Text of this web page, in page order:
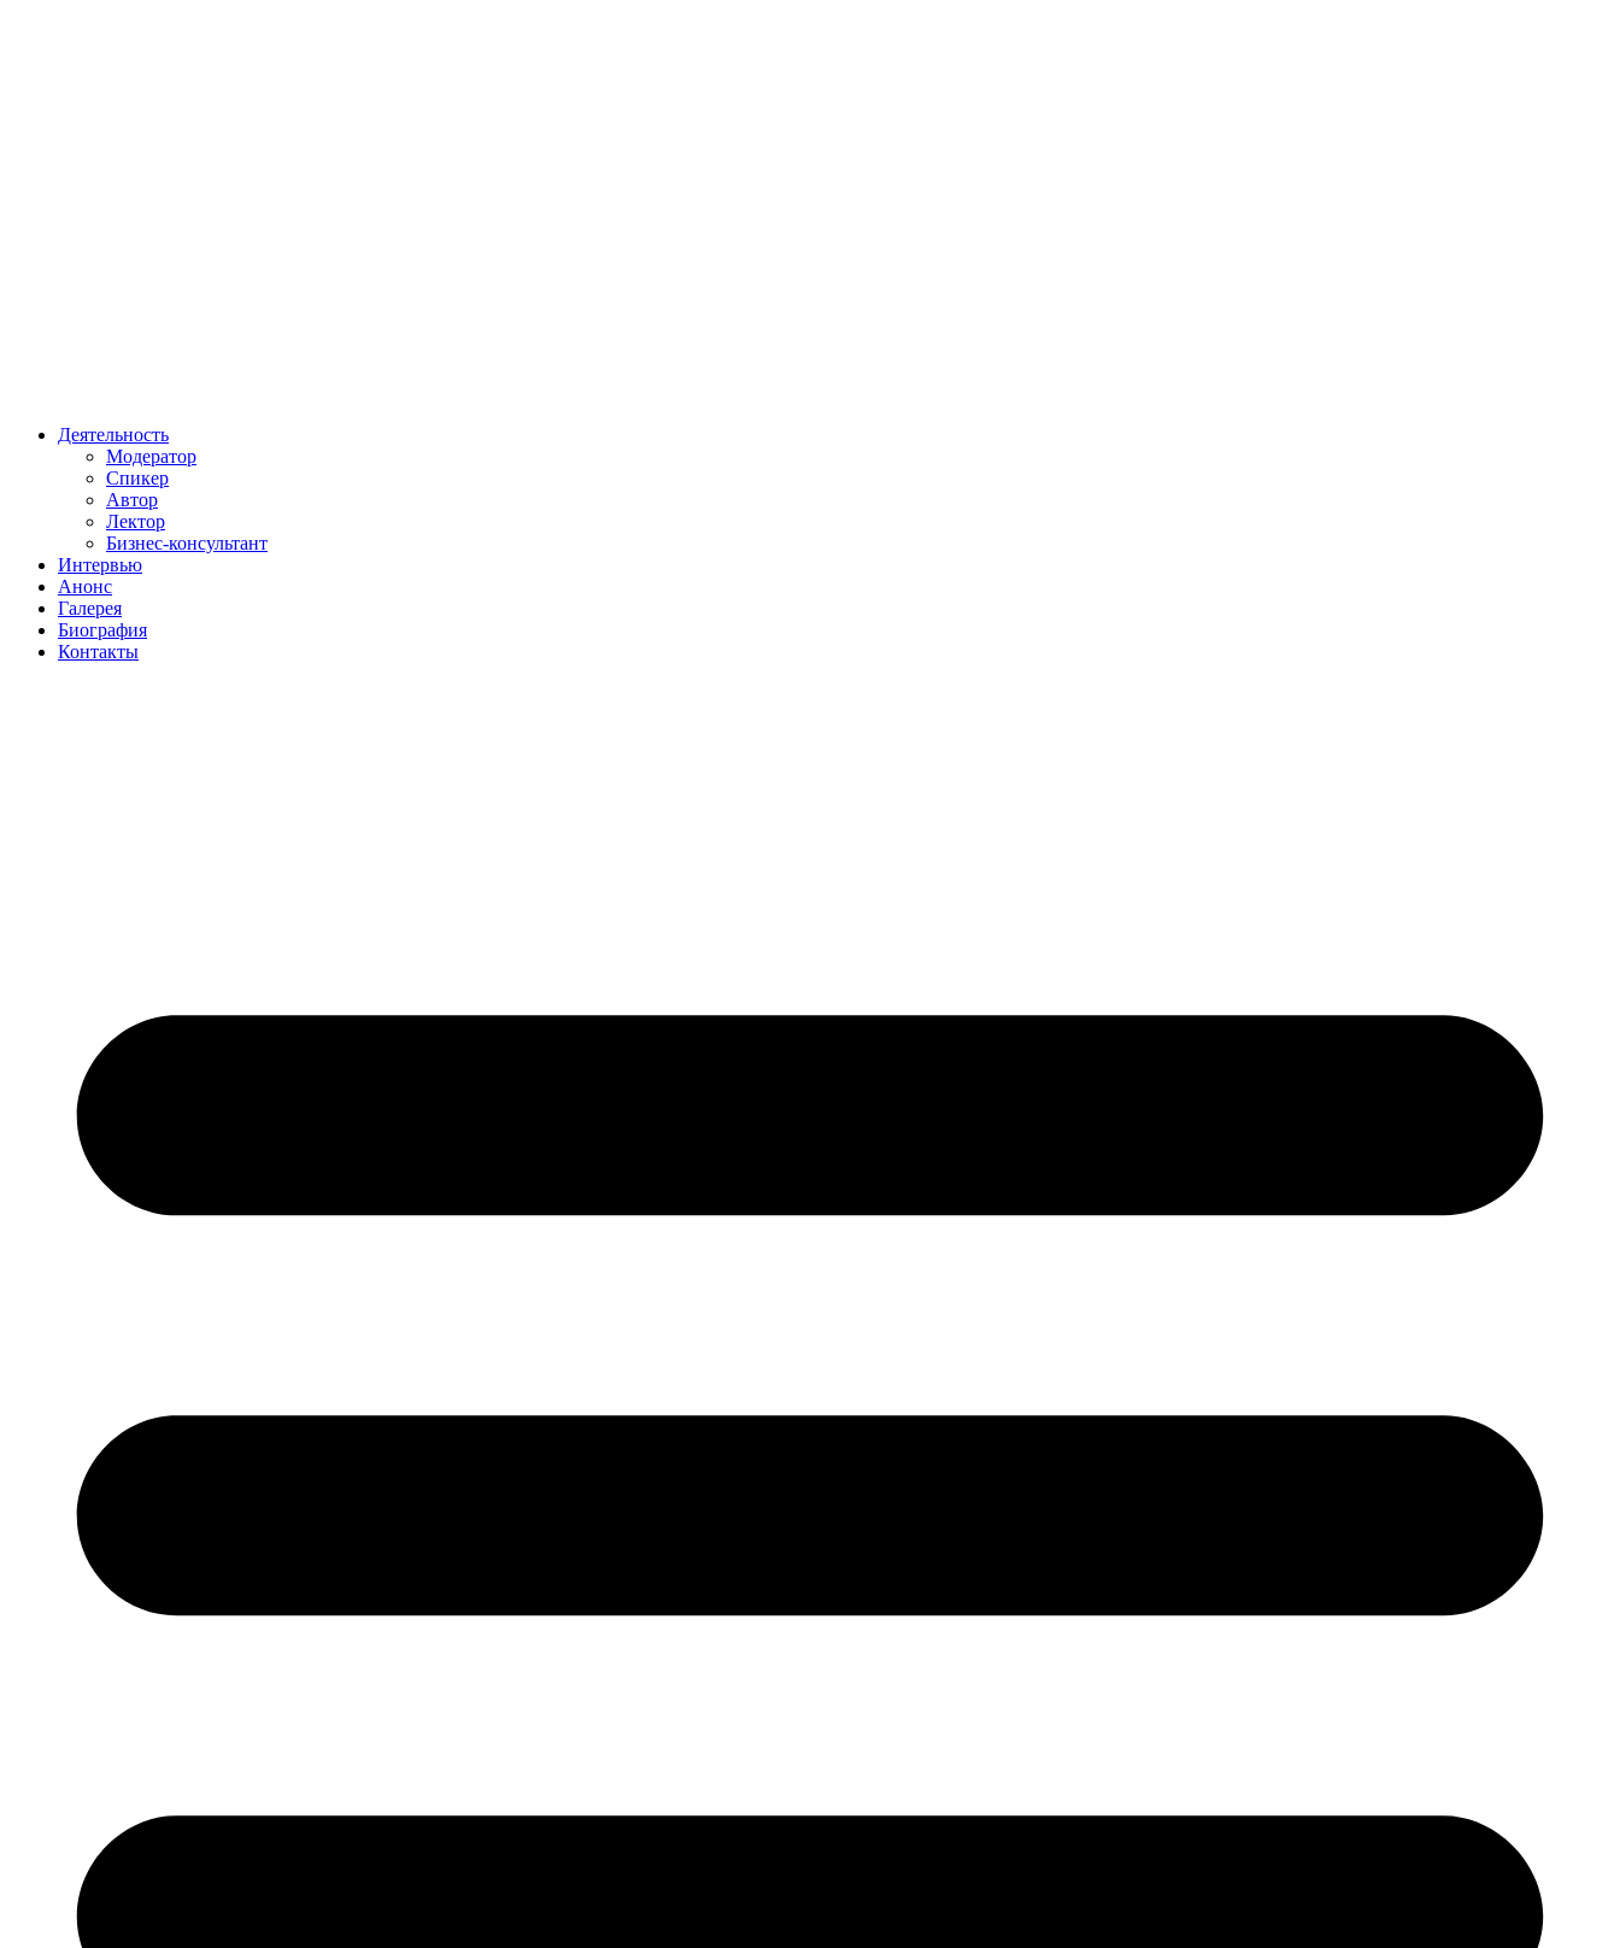
Деятельность
Модератор
Спикер
Автор
Лектор
Бизнес-консультант
Интервью
Анонс
Галерея
Биография
Контакты